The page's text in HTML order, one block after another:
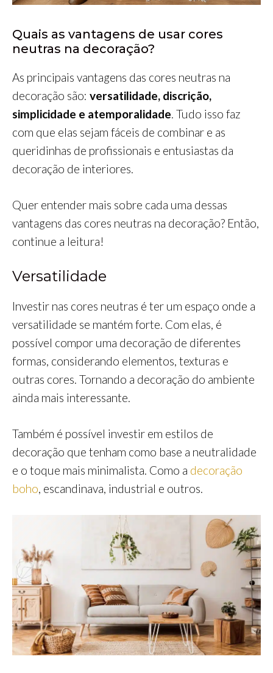
Quais as vantagens de usar cores
neutras na decoração?
As principais vantagens das cores neutras na
decoração são: versatilidade, discrição,
simplicidade e atemporalidade. Tudo isso faz
com que elas sejam fáceis de combinar e as
queridinhas de profissionais e entusiastas da
decoração de interiores.
Quer entender mais sobre cada uma dessas
vantagens das cores neutras na decoração? Então,
continue a leitura!
Versatilidade
Investir nas cores neutras é ter um espaço onde a
versatilidade se mantém forte. Com elas, é
possível compor uma decoração de diferentes
formas, considerando elementos, texturas e
outras cores. Tornando a decoração do ambiente
ainda mais interessante.
Também é possível investir em estilos de
decoração que tenham como base a neutralidade
e o toque mais minimalista. Como a decoração
boho , escandinava, industrial e outros.